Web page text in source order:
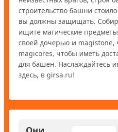
строительство башни
вы должны защищать.
ищите магические
своей дочерью и magistone,
magicores, чтобы иметь
для башен. Наслаждайтесь